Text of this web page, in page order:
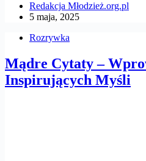
Redakcja Młodzież.org.pl
5 maja, 2025
Rozrywka
Mądre Cytaty –
Inspirujących Myśli